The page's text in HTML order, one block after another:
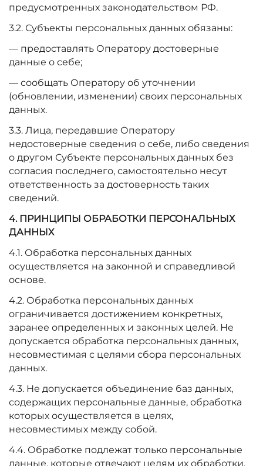
предусмотренных законодательством РФ.
3.2. Субъекты персональных данных обязаны:
— предоставлять Оператору достоверные
данные о себе;
— сообщать Оператору об уточнении
(обновлении, изменении) своих персональных
данных.
3.3. Лица, передавшие Оператору
недостоверные сведения о себе, либо сведения
о другом Субъекте персональных данных без
согласия последнего, самостоятельно несут
ответственность за достоверность таких
сведений.
4. ПРИНЦИПЫ ОБРАБОТКИ ПЕРСОНАЛЬНЫХ
ДАННЫХ
4.1. Обработка персональных данных
осуществляется на законной и справедливой
основе.
4.2. Обработка персональных данных
ограничивается достижением конкретных,
заранее определенных и законных целей. Не
допускается обработка персональных данных,
несовместимая с целями сбора персональных
данных.
4.3. Не допускается объединение баз данных,
содержащих персональные данные, обработка
которых осуществляется в целях,
несовместимых между собой.
4.4. Обработке подлежат только персональные
данные, которые отвечают целям их обработки.